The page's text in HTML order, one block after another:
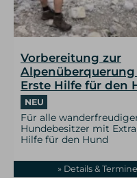
Vorbereitung zur
Alpenüberquerung
Erste Hilfe für den
NEU
Für alle
Hundebesitzer mit
Hilfe für den Hund
» Details & Termine